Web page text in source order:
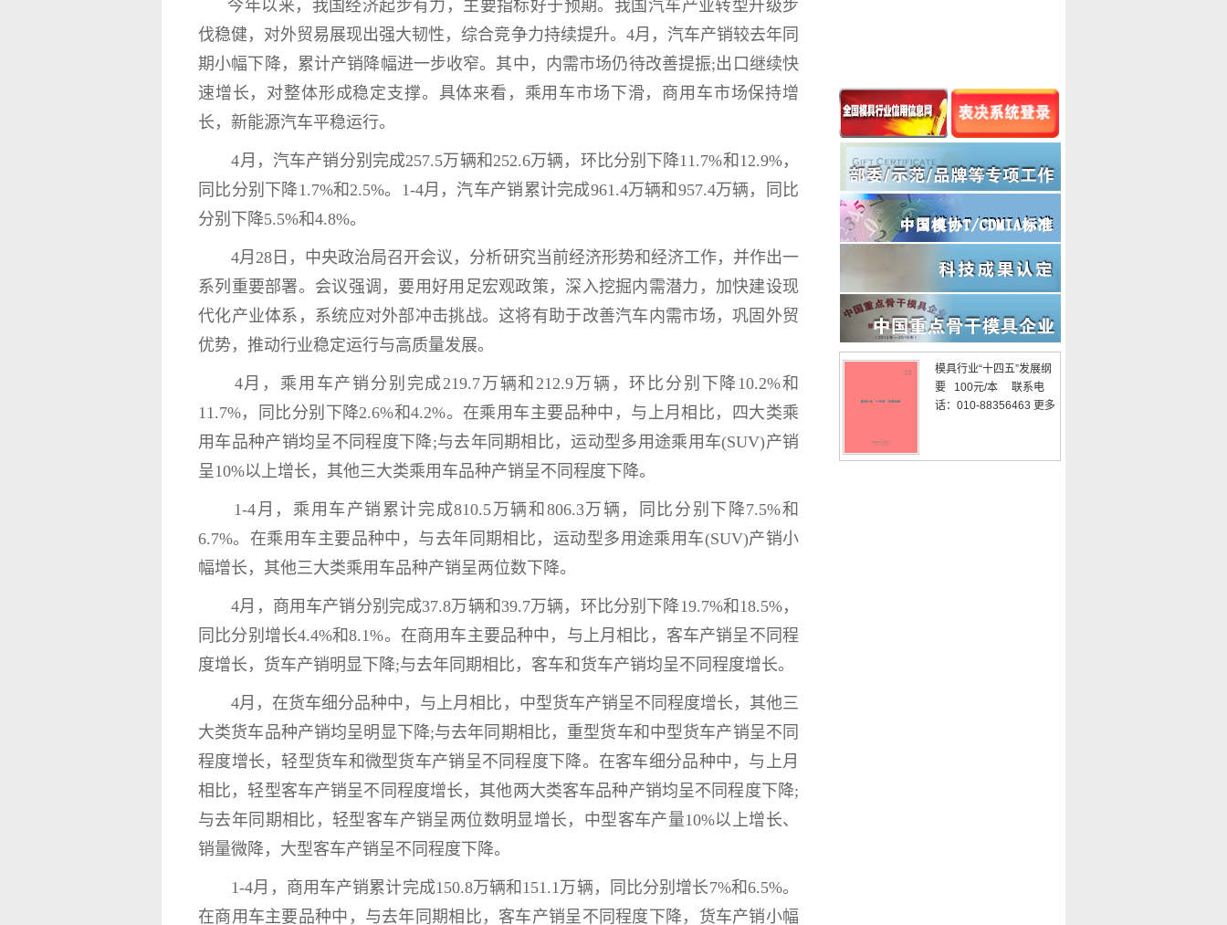
今年以来，我国经济起步有力，主要指标好于预期。我国汽车产业转型升级步
伐稳健，对外贸易展现出强大韧性，综合竞争力持续提升。4月，汽车产销较去年同
期小幅下降，累计产销降幅进一步收窄。其中，内需市场仍待改善提振;出口继续快
速增长，对整体形成稳定支撑。具体来看，乘用车市场下滑，商用车市场保持增
长，新能源汽车平稳运行。
4月，汽车产销分别完成257.5万辆和252.6万辆，环比分别下降11.7%和12.9%，
同比分别下降1.7%和2.5%。1-4月，汽车产销累计完成961.4万辆和957.4万辆，同比
分别下降5.5%和4.8%。
4月28日，中央政治局召开会议，分析研究当前经济形势和经济工作，并作出一
系列重要部署。会议强调，要用好用足宏观政策，深入挖掘内需潜力，加快建设现
代化产业体系，系统应对外部冲击挑战。这将有助于改善汽车内需市场，巩固外贸
优势，推动行业稳定运行与高质量发展。
4月，乘用车产销分别完成219.7万辆和212.9万辆，环比分别下降10.2%和
11.7%，同比分别下降2.6%和4.2%。在乘用车主要品种中，与上月相比，四大类乘
用车品种产销均呈不同程度下降;与去年同期相比，运动型多用途乘用车(SUV)产销
呈10%以上增长，其他三大类乘用车品种产销呈不同程度下降。
1-4月，乘用车产销累计完成810.5万辆和806.3万辆，同比分别下降7.5%和
6.7%。在乘用车主要品种中，与去年同期相比，运动型多用途乘用车(SUV)产销小
幅增长，其他三大类乘用车品种产销呈两位数下降。
4月，商用车产销分别完成37.8万辆和39.7万辆，环比分别下降19.7%和18.5%，
同比分别增长4.4%和8.1%。在商用车主要品种中，与上月相比，客车产销呈不同程
度增长，货车产销明显下降;与去年同期相比，客车和货车产销均呈不同程度增长。
4月，在货车细分品种中，与上月相比，中型货车产销呈不同程度增长，其他三
大类货车品种产销均呈明显下降;与去年同期相比，重型货车和中型货车产销呈不同
程度增长，轻型货车和微型货车产销呈不同程度下降。在客车细分品种中，与上月
相比，轻型客车产销呈不同程度增长，其他两大类客车品种产销均呈不同程度下降;
与去年同期相比，轻型客车产销呈两位数明显增长，中型客车产量10%以上增长、
销量微降，大型客车产销呈不同程度下降。
1-4月，商用车产销累计完成150.8万辆和151.1万辆，同比分别增长7%和6.5%。
在商用车主要品种中，与去年同期相比，客车产销呈不同程度下降，货车产销小幅
模具行业“十四五”发展纲
要 100元/本 联系电
话：010-88356463 更多